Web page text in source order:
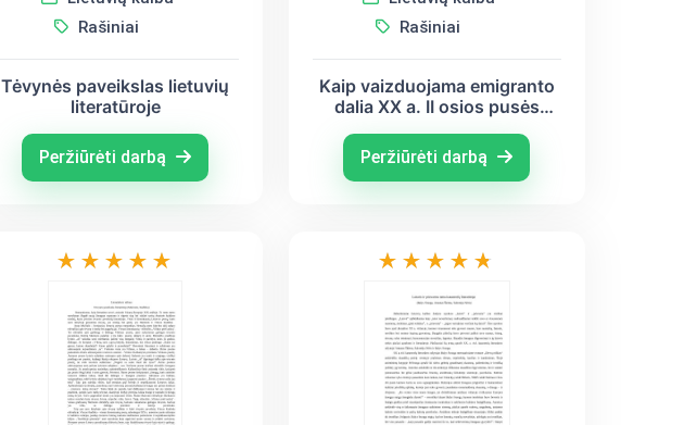
Rašiniai
Tėvynės paveikslas lietuvių
literatūroje
Peržiūrėti darbą
Rašiniai
Kaip vaizduojama emigranto
dalia XX a. II osios pusės
Škėma, Salomėja Nėris)
Peržiūrėti darbą